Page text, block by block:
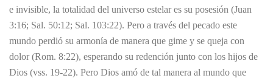
e invisible, la totalidad del universo estelar es su posesión (Juan
3:16; Sal. 50:12; Sal. 103:22). Pero a través del pecado este
mundo perdió su armonía de manera que gime y se queja con
dolor (Rom. 8:22), esperando su redención junto con los hijos de
Dios (vss. 19-22). Pero Dios amó de tal manera al mundo que